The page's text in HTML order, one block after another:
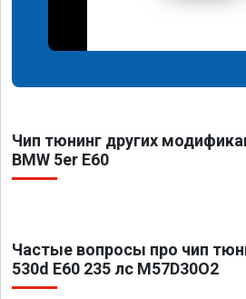
Чип тюнинг других
BMW 5er E60
Частые вопросы про чип
530d E60 235 лс M57D30O2